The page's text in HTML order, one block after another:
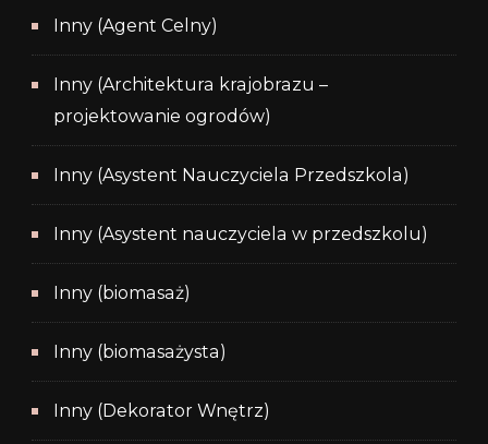
Inny (Agent Celny)
Inny (Architektura krajobrazu –
projektowanie ogrodów)
Inny (Asystent Nauczyciela Przedszkola)
Inny (Asystent nauczyciela w przedszkolu)
Inny (biomasaż)
Inny (biomasażysta)
Inny (Dekorator Wnętrz)